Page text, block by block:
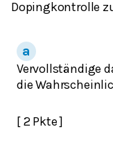
Dopingkontrolle
Vervollständige
die
[ 2 Pkte ]